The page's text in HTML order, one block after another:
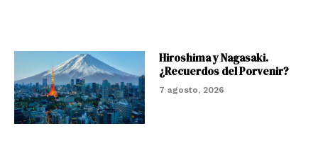
Hiroshima y Nagasaki.
¿Recuerdos del Porvenir?
7 agosto, 2026